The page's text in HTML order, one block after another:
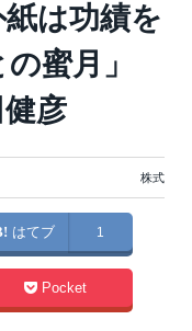
は功績を
蜜月」
彦
株式
はてブ 1
Pocket